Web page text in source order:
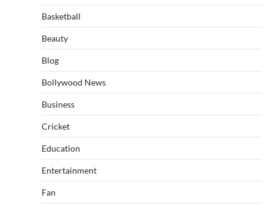
Basketball
Beauty
Blog
Bollywood News
Business
Cricket
Education
Entertainment
Fan